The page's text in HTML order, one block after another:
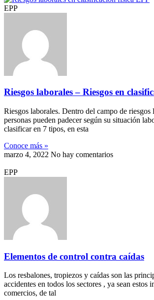
EPP
Riesgos laborales – Riesgos en
Riesgos laborales. Dentro del campo de riesgos
personas pueden padecer según su situación
clasificar en 7 tipos, en esta
Conoce más »
marzo 4, 2022 No hay comentarios
EPP
Elementos de control contra caídas
Los resbalones, tropiezos y caídas son las
accidentes en todos los sectores , ya sean estos
comercios, de tal